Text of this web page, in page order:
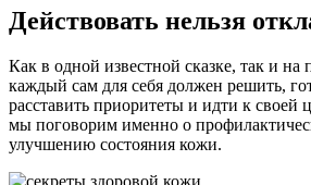
Действовать нельзя
Как в одной известной сказке, так и на
каждый сам для себя должен решить,
расставить приоритеты и идти к своей
мы поговорим именно о
улучшению состояния кожи.